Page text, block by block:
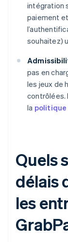
intégration
paiement
souhaitez)
pas en
les jeux de
contrôlées.
la politique
Quels
délais
les